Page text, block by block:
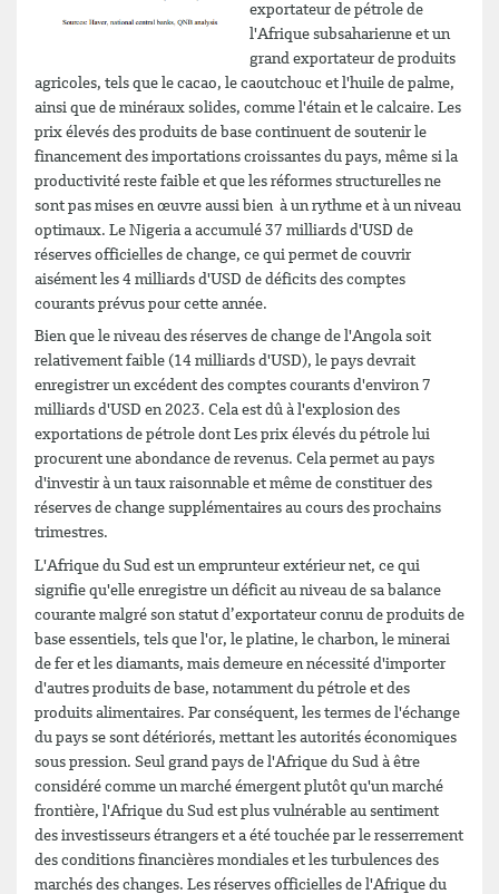
exportateur de pétrole de
l'Afrique subsaharienne et un
grand exportateur de produits
agricoles, tels que le cacao, le caoutchouc et l'huile de palme,
ainsi que de minéraux solides, comme l'étain et le calcaire. Les
prix élevés des produits de base continuent de soutenir le
financement des importations croissantes du pays, même si la
productivité reste faible et que les réformes structurelles ne
sont pas mises en œuvre aussi bien à un rythme et à un niveau
optimaux. Le Nigeria a accumulé 37 milliards d'USD de
réserves officielles de change, ce qui permet de couvrir
aisément les 4 milliards d'USD de déficits des comptes
courants prévus pour cette année.
Bien que le niveau des réserves de change de l'Angola soit
relativement faible (14 milliards d'USD), le pays devrait
enregistrer un excédent des comptes courants d'environ 7
milliards d'USD en 2023. Cela est dû à l'explosion des
exportations de pétrole dont Les prix élevés du pétrole lui
procurent une abondance de revenus. Cela permet au pays
d'investir à un taux raisonnable et même de constituer des
réserves de change supplémentaires au cours des prochains
trimestres.
L'Afrique du Sud est un emprunteur extérieur net, ce qui
signifie qu'elle enregistre un déficit au niveau de sa balance
courante malgré son statut d’exportateur connu de produits de
base essentiels, tels que l'or, le platine, le charbon, le minerai
de fer et les diamants, mais demeure en nécessité d'importer
d'autres produits de base, notamment du pétrole et des
produits alimentaires. Par conséquent, les termes de l'échange
du pays se sont détériorés, mettant les autorités économiques
sous pression. Seul grand pays de l'Afrique du Sud à être
considéré comme un marché émergent plutôt qu'un marché
frontière, l'Afrique du Sud est plus vulnérable au sentiment
des investisseurs étrangers et a été touchée par le resserrement
des conditions financières mondiales et les turbulences des
marchés des changes. Les réserves officielles de l'Afrique du